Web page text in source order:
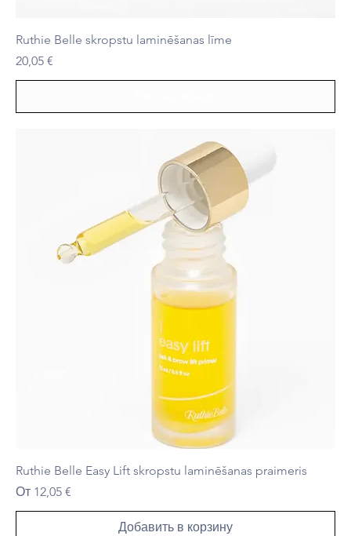
Ruthie Belle skropstu laminēšanas līme
Цена
20,05 €
Ruthie Belle Easy Lift skropstu laminēšanas praimeris
От 12,05 €
Цена со скидкой
Добавить в корзину